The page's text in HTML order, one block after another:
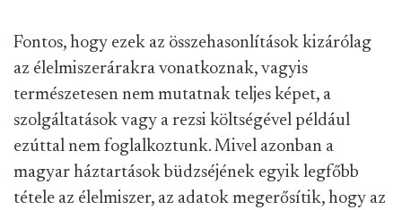
Fontos, hogy ezek az összehasonlítások kizárólag
az élelmiszerárakra vonatkoznak, vagyis
természetesen nem mutatnak teljes képet, a
szolgáltatások vagy a rezsi költségével például
ezúttal nem foglalkoztunk. Mivel azonban a
magyar háztartások büdzséjének egyik legfőbb
tétele az élelmiszer, az adatok megerősítik, hogy az